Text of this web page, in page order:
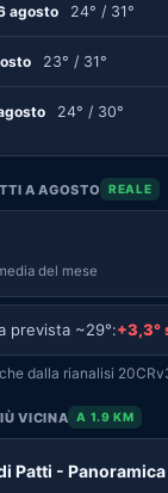
agosto 24° / 31°
23° / 31°
24° / 30°
A AGOSTO REALE
del mese
prevista ~29°:+3,3°
dalla rianalisi
VICINA A 1.9 KM
Patti -